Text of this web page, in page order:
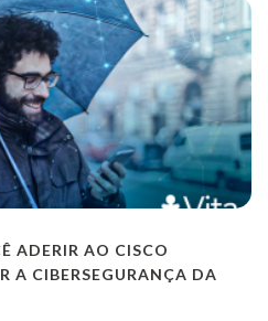
ADERIR AO CISCO
A CIBERSEGURANÇA DA